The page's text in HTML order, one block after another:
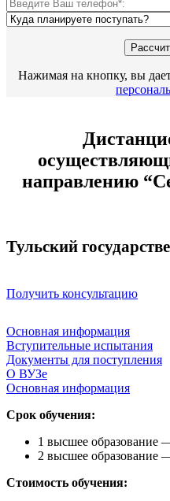
Нажимая на кнопку, вы
направлению
Тульский
Получить консультацию
Основная информация
Вступительные испытания
Документы для поступления
О ВУЗе
Основная информация
Срок обучения:
1 высшее образование
2 высшее образование
Стоимость обучения: